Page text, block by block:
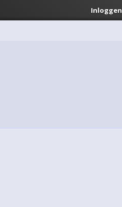
Inloggen